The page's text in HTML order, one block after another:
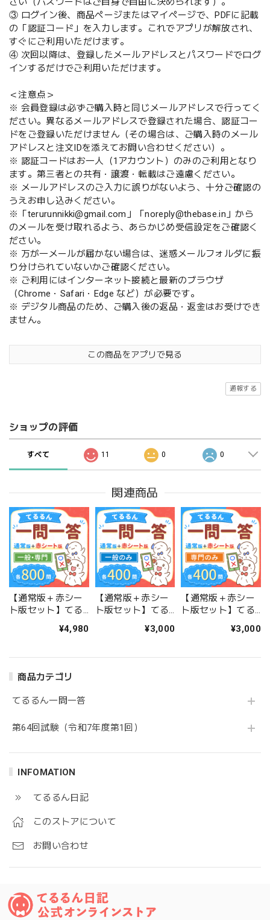
商品カテゴリ
てるるん一問一答
第64回試験（令和7年度第1回）
INFOMATION
てるるん日記
このストアについて
お問い合わせ
③ ログイン後、商品ページまたはマイページで、PDFに記載
の「認証コード」を入力します。これでアプリが解放され、
すぐにご利用いただけます。
④ 次回以降は、登録したメールアドレスとパスワードでログ
インするだけでご利用いただけます。
＜注意点＞
※ 会員登録は必ずご購入時と同じメールアドレスで行ってく
ださい。異なるメールアドレスで登録された場合、認証コー
ドをご登録いただけません（その場合は、ご購入時のメール
アドレスと注文IDを添えてお問い合わせください）。
※ 認証コードはお一人（1アカウント）のみのご利用となり
ます。第三者との共有・譲渡・転載はご遠慮ください。
※ メールアドレスのご入力に誤りがないよう、十分ご確認の
うえお申し込みください。
※「terurunnikki@gmail.com 」「noreply@thebase.in 」から
のメールを受け取れるよう、あらかじめ受信設定をご確認く
ださい。
※ 万が一メールが届かない場合は、迷惑メールフォルダに振
り分けられていないかご確認ください。
※ ご利用にはインターネット接続と最新のブラウザ
（Chrome・Safari・Edge など）が必要です。
※ デジタル商品のため、ご購入後の返品・返金はお受けでき
ません。
この商品をアプリで見る
通報する
ショップの評価
すべて 11 0 0
関連商品
【通常版＋赤シー
ト版セット】てる
般・専門 全800¥4,980
【通常版＋赤シー
ト版セット】てる
般のみ 全400問）
¥3,000
【通常版＋赤シー
ト版セット】てる
門のみ 全400問）
¥3,000